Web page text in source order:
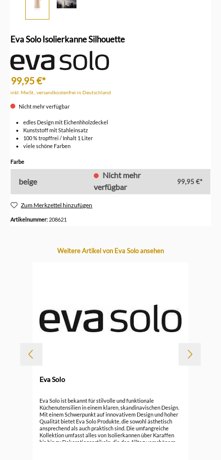
Eva Solo Isolierkanne Silhouette
99,95 €*
inkl. MwSt., versandkostenfrei in Deutschland
Nicht mehr verfügbar
edles Design mit Eichenhholzdeckel
Kunststoff mit Stahleinsatz
100 % tropffrei / Inhalt 1 Liter
viele schöne Farben
Farbeauswählen
beige
verfügbar
99,95 €*
Zum Merkzettel hinzufügen
Artikelnummer: 208621
Produktgalerie überspringen
Weitere Artikel von Eva Solo ansehen
Eva Solo
Eva Solo ist bekannt für stilvolle und funktionale
Küchenutensilien in einem klaren, skandinavischen Design.
Mit einem Schwerpunkt auf innovativem Design und hoher
Qualität bietet Eva Solo Produkte, die sowohl ästhetisch
ansprechend als auch praktisch sind. Die umfangreiche
Kollektion umfasst alles von Isolierkannen über Karaffen
bis hin zu Dekorationsartikeln, die den Alltag verschönern